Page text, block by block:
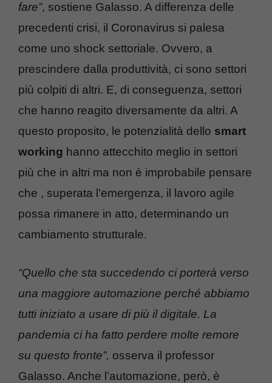
fare”, sostiene Galasso. A differenza delle
precedenti crisi, il Coronavirus si palesa
come uno shock settoriale. Ovvero, a
prescindere dalla produttività, ci sono settori
più colpiti di altri. E, di conseguenza, settori
che hanno reagito diversamente da altri. A
questo proposito, le potenzialità dello smart
working hanno attecchito meglio in settori
più che in altri ma non è improbabile pensare
che , superata l’emergenza, il lavoro agile
possa rimanere in atto, determinando un
cambiamento strutturale.
“Quello che sta succedendo ci porterà verso
una maggiore automazione perché abbiamo
tutti iniziato a usare di più il digitale. La
pandemia ci ha fatto perdere molte remore
su questo fronte”, osserva il professor
Galasso. Anche l’automazione, però, è